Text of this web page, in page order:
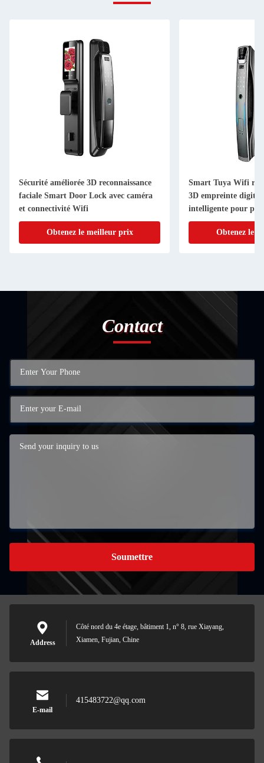
Sécurité améliorée 3D reconnaissance
faciale Smart Door Lock avec caméra
et connectivité Wifi
Obtenez le meilleur prix
Smart Tuya Wifi
3D empreinte
intelligente pour
Obtenez le
Contact
Soumettre
Address
Côté nord du 4e étage, bâtiment 1, n° 8, rue Xiayang,
Xiamen, Fujian, Chine
E-mail
415483722@qq.com